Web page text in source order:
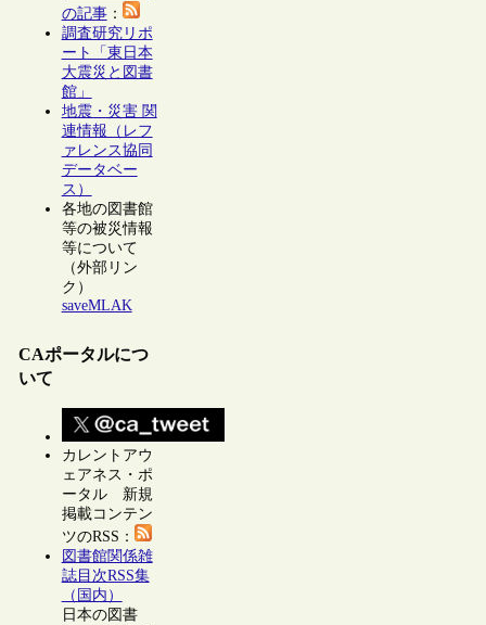
の記事：
調査研究リポ
ート「東日本
大震災と図書
館」
地震・災害 関
連情報（レフ
ァレンス協同
データベー
ス）
各地の図書館
等の被災情報
等について
（外部リン
ク）
saveMLAK
CAポータルにつ
いて
カレントアウ
ェアネス・ポ
ータル 新規
掲載コンテン
ツのRSS：
図書館関係雑
誌目次RSS集
（国内）
日本の図書